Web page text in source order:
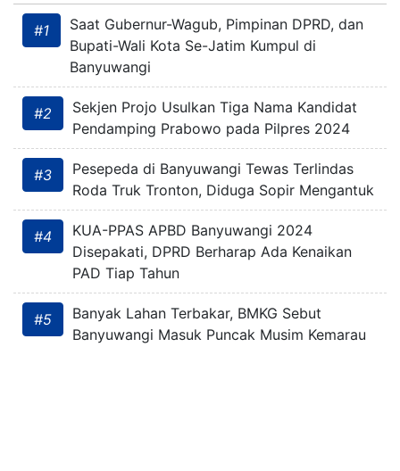
#1
Saat Gubernur-Wagub, Pimpinan DPRD, dan
Bupati-Wali Kota Se-Jatim Kumpul di
Banyuwangi
#2
Sekjen Projo Usulkan Tiga Nama Kandidat
Pendamping Prabowo pada Pilpres 2024
#3
Pesepeda di Banyuwangi Tewas Terlindas
Roda Truk Tronton, Diduga Sopir Mengantuk
#4
KUA-PPAS APBD Banyuwangi 2024
Disepakati, DPRD Berharap Ada Kenaikan
PAD Tiap Tahun
#5
Banyak Lahan Terbakar, BMKG Sebut
Banyuwangi Masuk Puncak Musim Kemarau